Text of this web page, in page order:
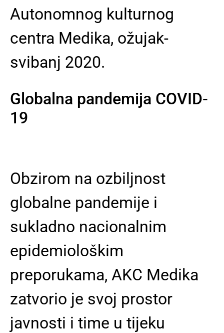
Autonomnog kulturnog
centra Medika, ožujak-
svibanj 2020.
Globalna pandemija COVID-
19
Obzirom na ozbiljnost
globalne pandemije i
sukladno nacionalnim
epidemiološkim
preporukama, AKC Medika
zatvorio je svoj prostor
javnosti i time u tijeku